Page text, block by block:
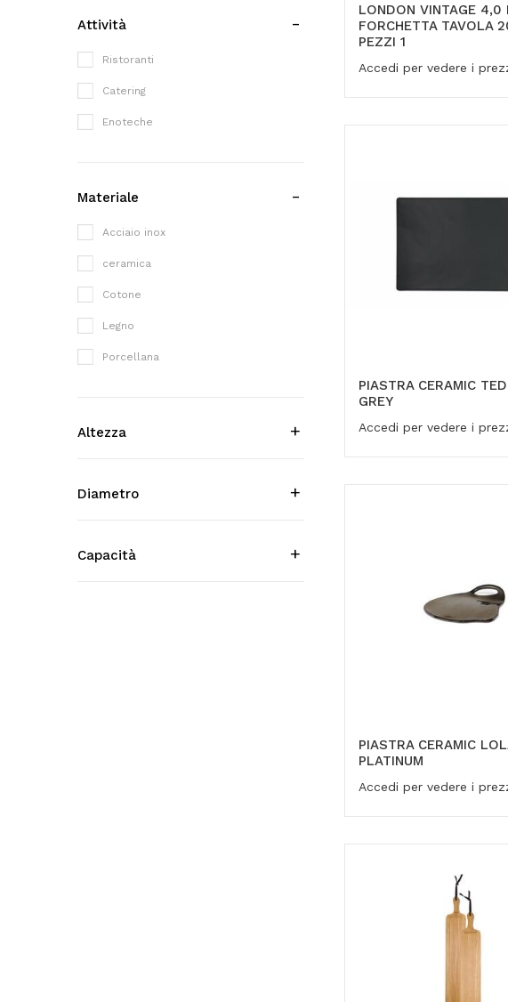
Attività
Ristoranti
Catering
Enoteche
Materiale
Acciaio inox
ceramica
Cotone
Legno
Porcellana
Altezza
Diametro
Capacità
LONDON VINTAGE 4,0
FORCHETTA TAVOLA
PEZZI 1
Accedi per vedere i
PIASTRA CERAMIC
GREY
Accedi per vedere i
PIASTRA CERAMIC
PLATINUM
Accedi per vedere i